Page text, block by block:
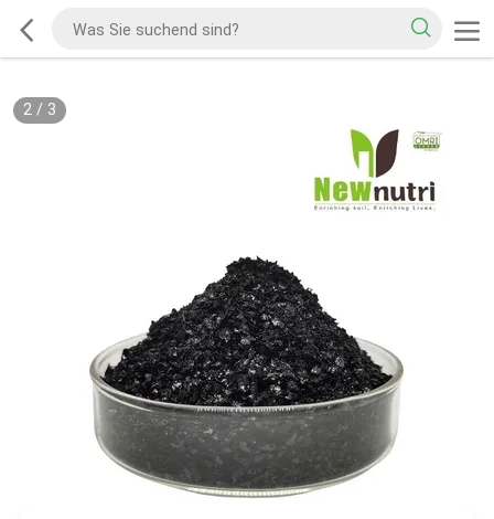
2/ 3